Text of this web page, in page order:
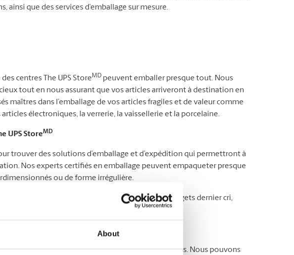
About
ainsi que des services d’emballage sur mesure.
centres The UPS StoreMD peuvent emballer presque tout. Nous
tout en nous assurant que vos articles arriveront à destination en
maîtres dans l’emballage de vos articles fragiles et de valeur comme
articles électroniques, la verrerie, la vaissellerie et la porcelaine.
UPS StoreMD
trouver des solutions d’emballage et d’expédition qui permettront à
Nos experts certifiés en emballage peuvent empaqueter presque
ou de forme irrégulière.
à des proches à l’autre bout du pays ou des gadgets dernier cri,
forme spéciale exigent souvent des soins particuliers. Nous pouvons